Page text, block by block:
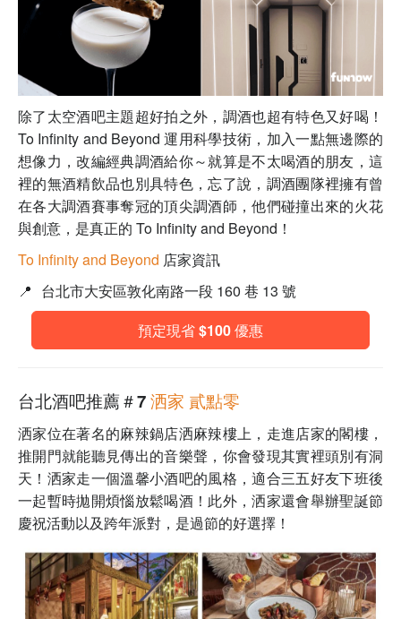
除了太空酒吧主題超好拍之外，調酒也超有特色又好喝！
To Infinity and Beyond 運用科學技術，加入一點無邊際的
想像力，改編經典調酒給你～就算是不太喝酒的朋友，這
裡的無酒精飲品也別具特色，忘了說，調酒團隊裡擁有曾
在各大調酒賽事奪冠的頂尖調酒師，他們碰撞出來的火花
與創意，是真正的 To Infinity and Beyond！
To Infinity and Beyond 店家資訊
📍 台北市大安區敦化南路一段 160 巷 13 號
預定現省 $100 優惠
台北酒吧推薦＃7洒家 貳點零
洒家位在著名的麻辣鍋店洒麻辣樓上，走進店家的閣樓，
推開門就能聽見傳出的音樂聲，你會發現其實裡頭別有洞
天！洒家走一個溫馨小酒吧的風格，適合三五好友下班後
一起暫時拋開煩惱放鬆喝酒！此外，洒家還會舉辦聖誕節
慶祝活動以及跨年派對，是過節的好選擇！